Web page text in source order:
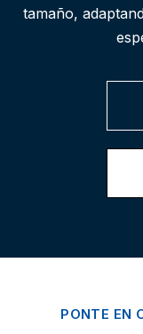
tamaño,
PONTE EN